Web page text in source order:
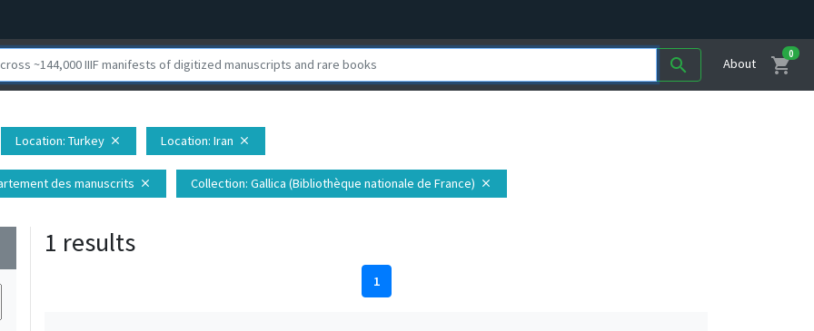
search About shopping_cart
0
Location: Turkey close Location: Iran close
des manuscrits close Collection: Gallica (Bibliothèque nationale de France) close
1 results
1